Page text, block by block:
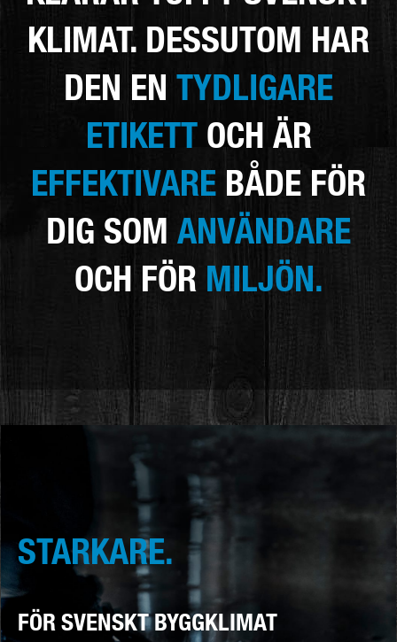
KLIMAT. DESSUTOM HAR
DEN EN TYDLIGARE
ETIKETTOCH ÄR
EFFEKTIVARE BÅDE FÖR
DIG SOM ANVÄNDARE
OCH FÖR MILJÖN.
STARKARE.
FÖR SVENSKT BYGGKLIMAT